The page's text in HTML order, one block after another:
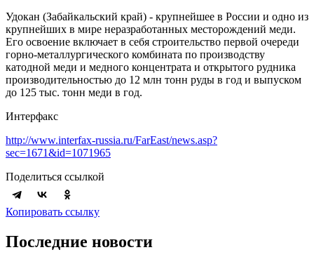
Удокан (Забайкальский край) - крупнейшее в России и одно из
крупнейших в мире неразработанных месторождений меди.
Его освоение включает в себя строительство первой очереди
горно-металлургического комбината по производству
катодной меди и медного концентрата и открытого рудника
производительностью до 12 млн тонн руды в год и выпуском
до 125 тыс. тонн меди в год.
Интерфакс
http://www.interfax-russia.ru/FarEast/news.asp?
sec=1671&id=1071965
Поделиться ссылкой
Копировать ссылку
Последние новости